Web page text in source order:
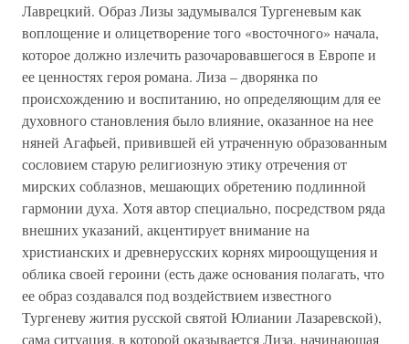
Лаврецкий. Образ Лизы задумывался Тургеневым как
воплощение и олицетворение того «восточного» начала,
которое должно излечить разочаровавшегося в Европе и
ее ценностях героя романа. Лиза – дворянка по
происхождению и воспитанию, но определяющим для ее
духовного становления было влияние, оказанное на нее
няней Агафьей, привившей ей утраченную образованным
сословием старую религиозную этику отречения от
мирских соблазнов, мешающих обретению подлинной
гармонии духа. Хотя автор специально, посредством ряда
внешних указаний, акцентирует внимание на
христианских и древнерусских корнях мироощущения и
облика своей героини (есть даже основания полагать, что
ее образ создавался под воздействием известного
Тургеневу жития русской святой Юлиании Лазаревской),
сама ситуация, в которой оказывается Лиза, начинающая